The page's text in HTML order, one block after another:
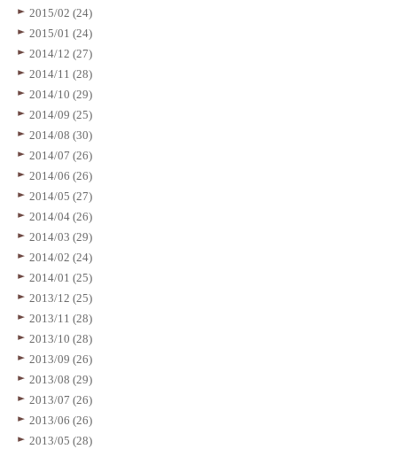
2015/02 (24)
2015/01 (24)
2014/12 (27)
2014/11 (28)
2014/10 (29)
2014/09 (25)
2014/08 (30)
2014/07 (26)
2014/06 (26)
2014/05 (27)
2014/04 (26)
2014/03 (29)
2014/02 (24)
2014/01 (25)
2013/12 (25)
2013/11 (28)
2013/10 (28)
2013/09 (26)
2013/08 (29)
2013/07 (26)
2013/06 (26)
2013/05 (28)